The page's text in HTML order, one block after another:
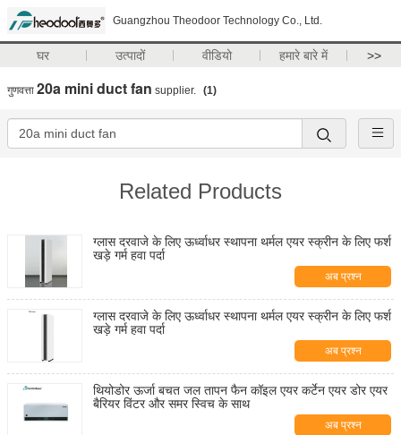
Guangzhou Theodoor Technology Co., Ltd.
घर उत्पादों वीडियो हमारे बारे में >>
गुणवत्ता 20a mini duct fan supplier. (1)
Related Products
ग्लास दरवाजे के लिए ऊर्ध्वाधर स्थापना थर्मल एयर स्क्रीन के लिए फर्श
खड़े गर्म हवा पर्दा
अब प्रश्न
ग्लास दरवाजे के लिए ऊर्ध्वाधर स्थापना थर्मल एयर स्क्रीन के लिए फर्श
खड़े गर्म हवा पर्दा
अब प्रश्न
थियोडोर ऊर्जा बचत जल तापन फैन कॉइल एयर कर्टेन एयर डोर एयर
बैरियर विंटर और समर स्विच के साथ
अब प्रश्न